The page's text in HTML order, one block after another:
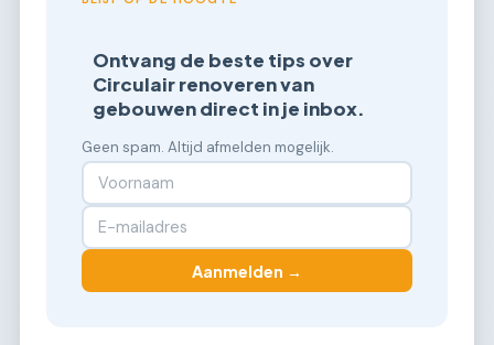
Ontvang de beste tips over
Circulair renoveren van
gebouwen direct in je inbox.
Geen spam. Altijd afmelden mogelijk.
Aanmelden →